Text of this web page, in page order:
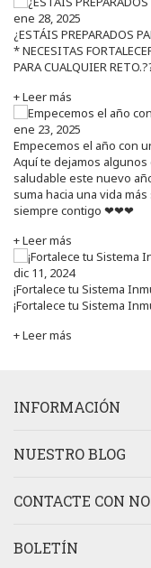
ene 28, 2025
¿ESTÁIS PREPARADOS
* NECESITAS
PARA CUALQUIER
+ Leer más
ene 23, 2025
Empecemos el año con
Aquí te dejamos
saludable este nuevo
suma hacia una vida
siempre contigo ❤❤❤
+ Leer más
dic 11, 2024
¡Fortalece tu Sistema
¡Fortalece tu Sistema
+ Leer más
INFORMACIÓN
NUESTRO BLOG
CONTACTE CON
BOLETÍN